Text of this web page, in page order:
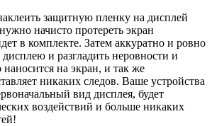
защитную пленку на дисплей
начисто протереть экран
в комплекте. Затем аккуратно и ровно
и разгладить неровности и
на экран, и так же
никаких следов. Ваше устройства
вид дисплея, будет
воздействий и больше никаких